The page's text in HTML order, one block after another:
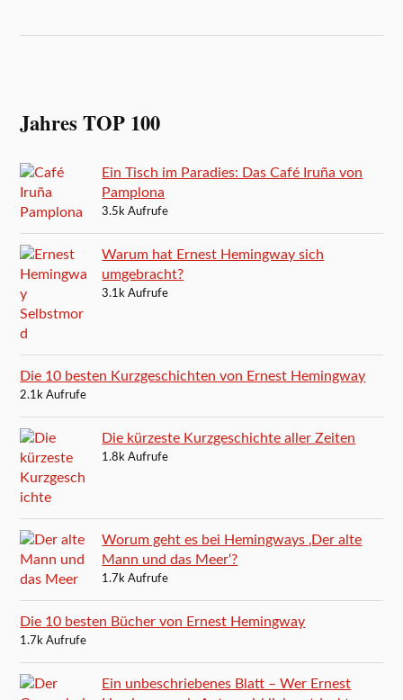
Jahres TOP 100
Ein Tisch im Paradies: Das Café Iruña von
Pamplona
3.5k Aufrufe
Warum hat Ernest Hemingway sich
umgebracht?
3.1k Aufrufe
Die 10 besten Kurzgeschichten von Ernest Hemingway
2.1k Aufrufe
Die kürzeste Kurzgeschichte aller Zeiten
1.8k Aufrufe
Worum geht es bei Hemingways ‚Der alte
Mann und das Meer‘?
1.7k Aufrufe
Die 10 besten Bücher von Ernest Hemingway
1.7k Aufrufe
Ein unbeschriebenes Blatt – Wer Ernest